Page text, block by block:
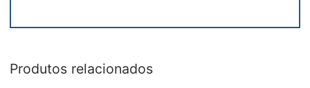
Produtos relacionados